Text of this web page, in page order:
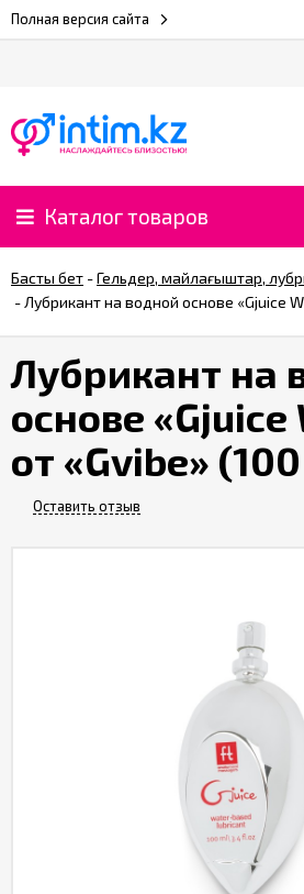
Полная версия сайта
Каталог товаров
Басты бет -Гельдер, майлағыштар,
-Лубрикант на водной основе «Gjuice
Лубрикант на
основе
от «Gvibe»
Оставить отзыв